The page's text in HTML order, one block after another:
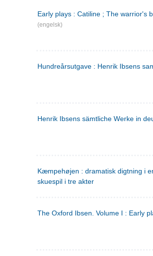
Early plays : Catiline ; The warrior's
(engelsk)
Hundreårsutgave : Henrik Ibsens
Henrik Ibsens sämtliche Werke in
Kæmpehøjen : dramatisk digtning i
skuespil i tre akter
The Oxford Ibsen. Volume I : Early